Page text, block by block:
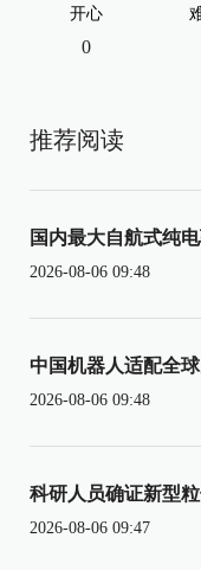
开心
0
推荐阅读
国内最大自航式纯
2026-08-06 09:48
中国机器人适配全
2026-08-06 09:48
科研人员确证新型
2026-08-06 09:47